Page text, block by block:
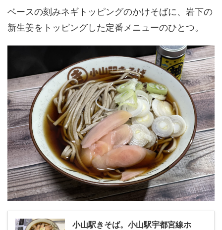
ベースの刻みネギトッピングのかけそばに、岩下の
新生姜をトッピングした定番メニューのひとつ。
小山駅きそば。小山駅宇都宮線ホ